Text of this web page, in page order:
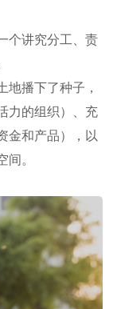
个讲究分工、责
地播下了种子，
力的组织）、充
金和产品），以
间。